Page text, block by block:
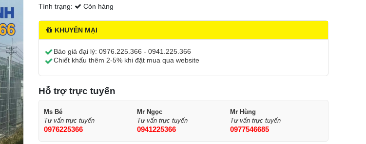
Tình trạng:
Còn hàng
KHUYẾN MẠI
Báo giá đại lý: 0976.225.366 - 0941.225.366
Chiết khấu thêm 2-5% khi đặt mua qua website
Hỗ trợ trực tuyến
Ms Bé
Tư vấn trực tuyến
0976225366
Mr Ngọc
Tư vấn trực tuyến
0941225366
Mr Hùng
Tư vấn trực tuyến
0977546685